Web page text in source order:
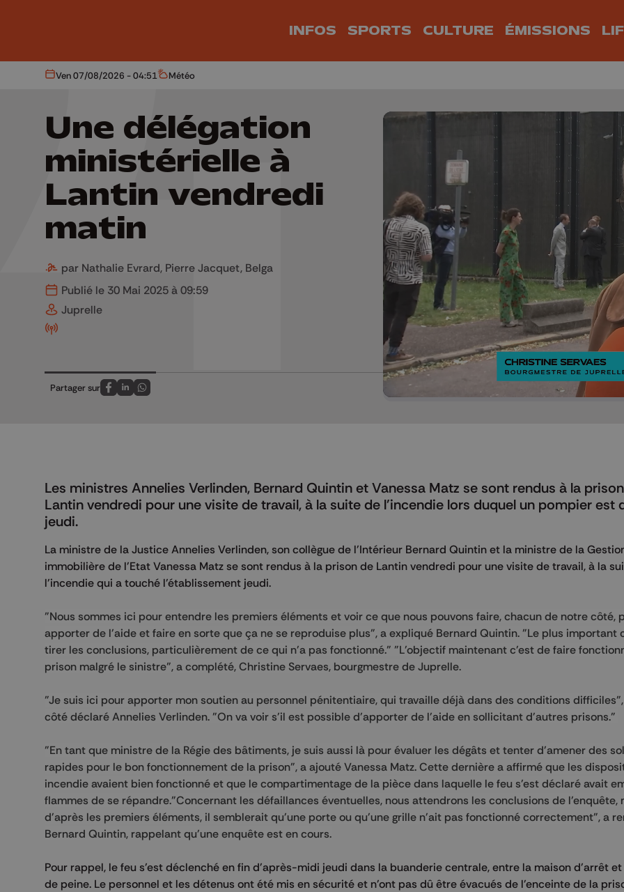
INFOS SPORTS CULTURE ÉMISSIONS
Aujourd'hui
Ven 07/08/2026 - 04:51 Météo
Météo
Une délégation
ministérielle à
Lantin vendredi
matin
par Nathalie Evrard, Pierre Jacquet, Belga
Publié le 30 Mai 2025 à 09:59
Juprelle
Partager sur
Partagez sur FaceBook
Partagez sur LinkedIn
Partagez sur Whatsapp Mettre en pause
Les ministres Annelies Verlinden, Bernard Quintin et Vanessa Matz se sont rendus à la
Lantin vendredi pour une visite de travail, à la suite de l'incendie lors duquel un pompier est
jeudi.
La ministre de la Justice Annelies Verlinden, son collègue de l'Intérieur Bernard Quintin et la ministre de la
immobilière de l'Etat Vanessa Matz se sont rendus à la prison de Lantin vendredi pour une visite de travail, à la
l'incendie qui a touché l'établissement jeudi.
"Nous sommes ici pour entendre les premiers éléments et voir ce que nous pouvons faire, chacun de notre côté,
apporter de l'aide et faire en sorte que ça ne se reproduise plus", a expliqué Bernard Quintin. "Le plus important
tirer les conclusions, particulièrement de ce qui n'a pas fonctionné." "L'objectif maintenant c'est de faire
prison malgré le sinistre", a complété, Christine Servaes, bourgmestre de Juprelle.
"Je suis ici pour apporter mon soutien au personnel pénitentiaire, qui travaille déjà dans des conditions
côté déclaré Annelies Verlinden. "On va voir s'il est possible d'apporter de l'aide en sollicitant d'autres prisons."
"En tant que ministre de la Régie des bâtiments, je suis aussi là pour évaluer les dégâts et tenter d'amener des
rapides pour le bon fonctionnement de la prison", a ajouté Vanessa Matz. Cette dernière a affirmé que les
incendie avaient bien fonctionné et que le compartimentage de la pièce dans laquelle le feu s'est déclaré avait
flammes de se répandre."Concernant les défaillances éventuelles, nous attendrons les conclusions de l'enquête,
d'après les premiers éléments, il semblerait qu'une porte ou qu'une grille n'ait pas fonctionné correctement", a
Bernard Quintin, rappelant qu'une enquête est en cours.
Pour rappel, le feu s'est déclenché en fin d'après-midi jeudi dans la buanderie centrale, entre la maison d'arrêt
de peine. Le personnel et les détenus ont été mis en sécurité et n'ont pas dû être évacués de l'enceinte de la